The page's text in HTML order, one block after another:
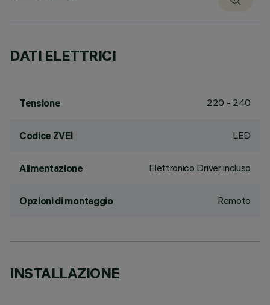
DATI ELETTRICI
Tensione 220 - 240
Codice ZVEI LED
Alimentazione Elettronico Driver incluso
Opzioni di montaggio Remoto
INSTALLAZIONE